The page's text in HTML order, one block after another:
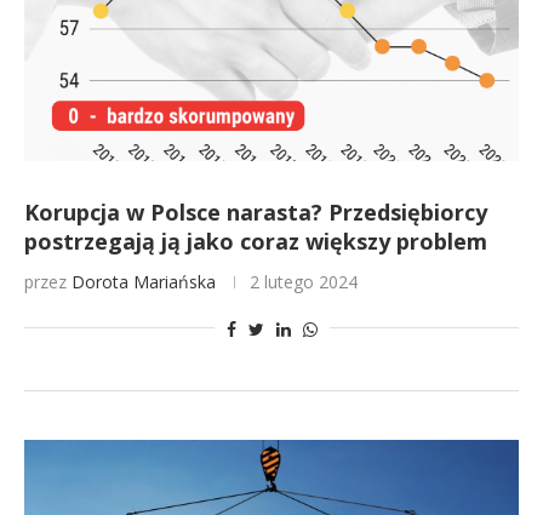
Korupcja w Polsce narasta? Przedsiębiorcy
postrzegają ją jako coraz większy problem
przez Dorota Mariańska 2 lutego 2024